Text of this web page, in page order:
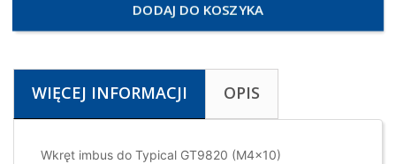
DODAJ DO KOSZYKA
WIĘCEJ INFORMACJI OPIS
Wkręt imbus do Typical GT9820 (M4x10)